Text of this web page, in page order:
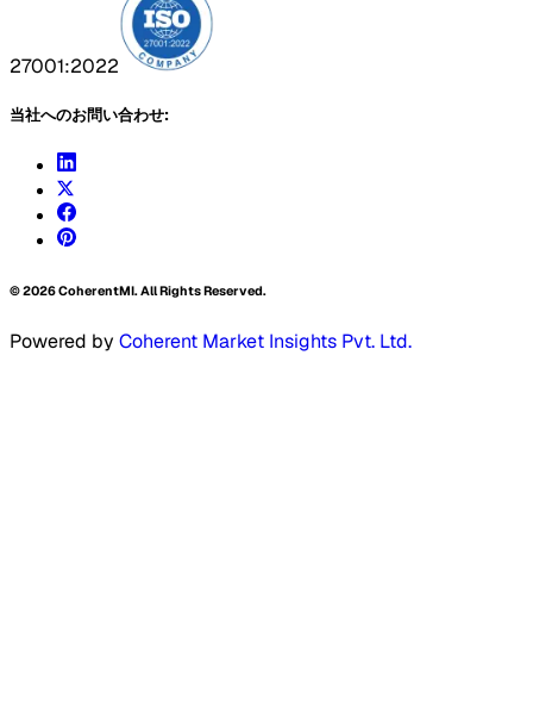
27001:2022
当社へのお問い合わせ:
©2026CoherentMI. All Rights Reserved.
Powered by Coherent Market Insights Pvt. Ltd.